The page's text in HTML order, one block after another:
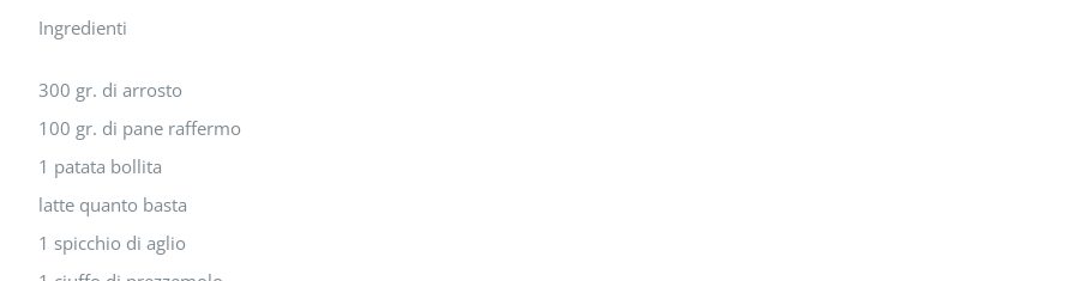
immagine
Ingredienti
300 gr. di arrosto
100 gr. di pane raffermo
1 patata bollita
latte quanto basta
1 spicchio di aglio